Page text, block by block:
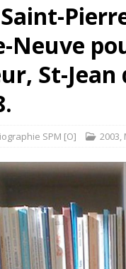
Neuve
St-
SPM [O] 2003,